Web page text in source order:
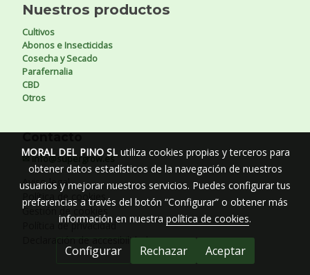
Nuestros productos
Cultivos
Abonos e Insecticidas
Cosecha y Secado
Parafernalia
CBD
Otros
Contacto
✉ info@supergrow.es
Aviso legal
Política de cookies
Gestión de cookies
Política de privacidad
Declaración de accesibilidad
MORAL DEL PINO SLutiliza cookies propias y terceros para
obtener datos estadísticos de la navegación de nuestros
usuarios y mejorar nuestros servicios. Puedes configurar tus
preferencias a través del botón “Configurar” o obtener más
información en nuestra política de cookies.
Configurar Rechazar Aceptar